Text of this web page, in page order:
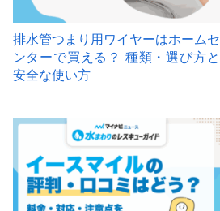
排水管つまり用ワイヤーはホームセ
ンターで買える？ 種類・選び方と
安全な使い方